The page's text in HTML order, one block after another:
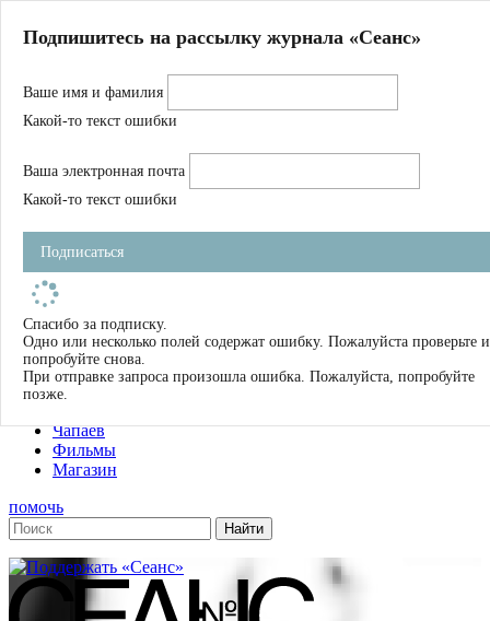
Магазин
Журнал
Школа
Устав
Фильмы
Имена
Тэги
О нас
Журнал
Книги
Чапаев
Фильмы
Магазин
помочь
Подпишитесь на рассылку журнала «Сеанс»
Ваше имя и фамилия
Какой-то текст ошибки
Ваша электронная почта
Какой-то текст ошибки
Подписаться
Спасибо за подписку.
Одно или несколько полей содержат ошибку. Пожалуйста проверьте и
попробуйте снова.
При отправке запроса произошла ошибка. Пожалуйста, попробуйте
позже.